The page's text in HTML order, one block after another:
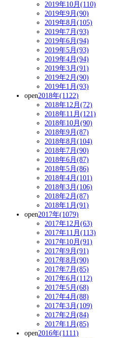
2019年10月(110)
2019年9月(90)
2019年8月(105)
2019年7月(93)
2019年6月(94)
2019年5月(93)
2019年4月(94)
2019年3月(91)
2019年2月(90)
2019年1月(93)
open2018年(1122)
2018年12月(72)
2018年11月(121)
2018年10月(90)
2018年9月(87)
2018年8月(104)
2018年7月(90)
2018年6月(87)
2018年5月(86)
2018年4月(101)
2018年3月(106)
2018年2月(87)
2018年1月(91)
open2017年(1079)
2017年12月(63)
2017年11月(113)
2017年10月(91)
2017年9月(91)
2017年8月(90)
2017年7月(85)
2017年6月(112)
2017年5月(68)
2017年4月(88)
2017年3月(109)
2017年2月(84)
2017年1月(85)
open2016年(1111)